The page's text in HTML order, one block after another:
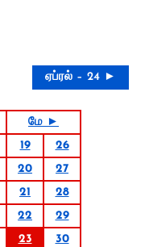
ஏப்ரல் – 24 ►
மே ►
19
26
20
27
21
28
22
29
23
30